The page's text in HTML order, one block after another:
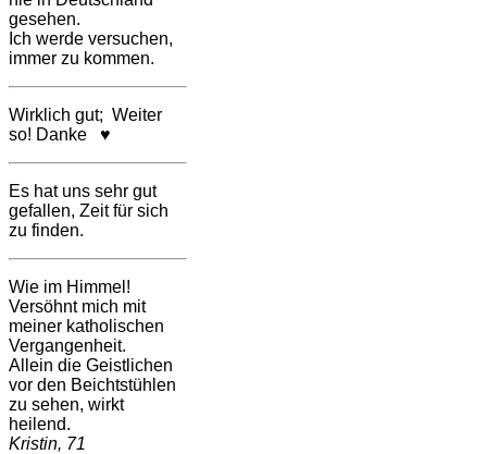
gesehen.
Ich werde versuchen,
immer zu kommen.
Wirklich gut; Weiter
so! Danke ♥
Es hat uns sehr gut
gefallen, Zeit für sich
zu finden.
Wie im Himmel!
Versöhnt mich mit
meiner katholischen
Vergangenheit.
Allein die Geistlichen
vor den Beichtstühlen
zu sehen, wirkt
heilend.
Kristin, 71